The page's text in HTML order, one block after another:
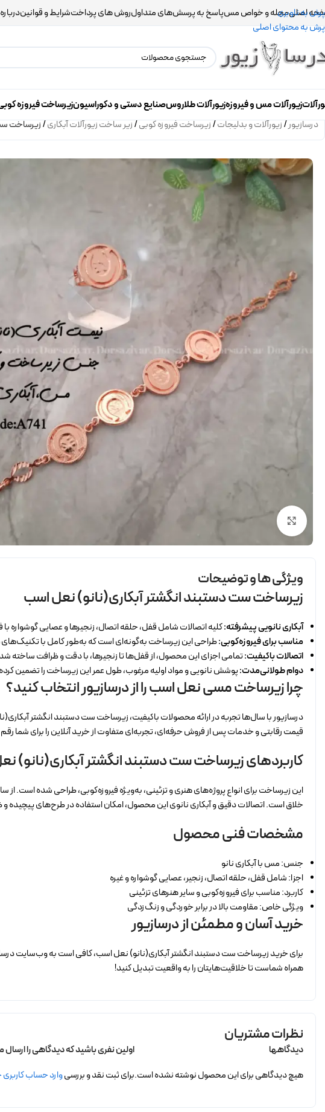
پرش به ناوبری
پرش به محتوای اصلی
اصلیمجله و خواص مسپاسخ به پرسش‌های متداولروش های پرداختشرایط و قوانین
زیورآلات مس و فیروزهزیورآلات طلاروسصنایع دستی و دکوراسیونزیرساخت فیروزه
درسازیور/زیورآلات و بدلیجات/زیرساخت فیروزه کوبی/زیر ساخت زیورآلات آبکاری/زیرساخت
برای بزرگنمایی کلیک کنید
ویژگی ها و توضیحات
زیرساخت ست دستبند انگشتر آبکاری(نانو) نعل اسب
آبکاری نانویی پیشرفته:کلیه اتصالات شامل قفل، حلقه اتصال، زنجیرها و عصایی گوشواره با
مناسب برای فیروزه‌کوبی:طراحی این زیرساخت به‌گونه‌ای است که به‌طور کامل با
اتصالات باکیفیت:تمامی اجزای این محصول، از قفل‌ها تا زنجیرها، با دقت و ظرافت ساخته
دوام طولانی‌مدت:پوشش نانویی و مواد اولیه مرغوب، طول عمر این زیرساخت را تضمین
چرا زیرساخت مسی نعل اسب را از درسازیور انتخاب کنید؟
درسازیور با سال‌ها تجربه در ارائه محصولات باکیفیت، زیرساخت ست دستبند انگشتر
قیمت رقابتی و خدمات پس از فروش حرفه‌ای، تجربه‌ای متفاوت از خرید آنلاین را برای شما
کاربردهای زیرساخت ست دستبند انگشتر آبکاری(نانو)
این زیرساخت برای انواع پروژه‌های هنری و تزئینی، به‌ویژه فیروزه‌کوبی، طراحی شده است.
خلاق است. اتصالات دقیق و آبکاری نانوی این محصول، امکان استفاده در طرح‌های پیچیده
مشخصات فنی محصول
جنس: مس با آبکاری نانو
اجزا: شامل قفل، حلقه اتصال، زنجیر، عصایی گوشواره و غیره
کاربرد: مناسب برای فیروزه‌کوبی و سایر هنرهای تزئینی
ویژگی خاص: مقاومت بالا در برابر خوردگی و زنگ‌زدگی
خرید آسان و مطمئن از درسازیور
برای خرید زیرساخت ست دستبند انگشتر آبکاری(نانو) نعل اسب، کافی است به وب‌سایت
همراه شماست تا خلاقیت‌هایتان را به واقعیت تبدیل کنید!
نظرات مشتریان
دیدگاهها
هیچ دیدگاهی برای این محصول نوشته نشده است.
اولین نفری باشید که دیدگاهی را
برای ثبت نقد و بررسیوارد حساب